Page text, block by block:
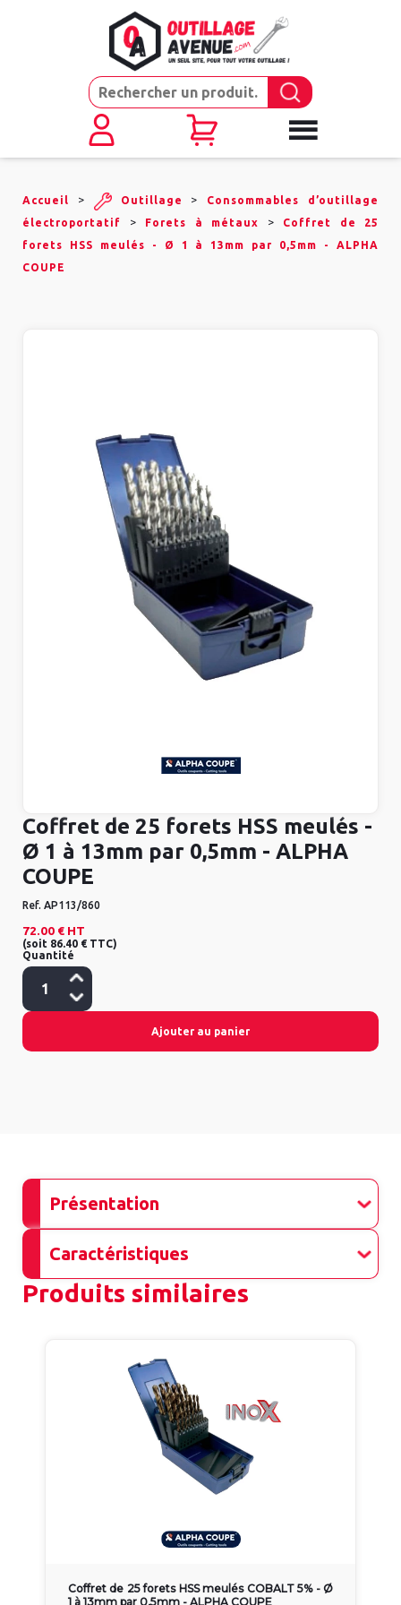
Accueil > Outillage >
Consommables d’outillage
électroportatif
> Forets à métaux >
Coffret de 25
forets HSS meulés - Ø 1 à 13mm par 0,5mm - ALPHA
COUPE
Coffret de 25 forets HSS meulés -
Ø 1 à 13mm par 0,5mm - ALPHA
COUPE
Ref. AP113/860
72.00 € HT
(soit 86.40 € TTC)
Quantité
Ajouter au panier
Présentation
Caractéristiques
Produits similaires
Coffret de 25 forets HSS meulés COBALT 5% - Ø
1 à 13mm par 0,5mm - ALPHA COUPE